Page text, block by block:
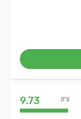
ציון: 9.73